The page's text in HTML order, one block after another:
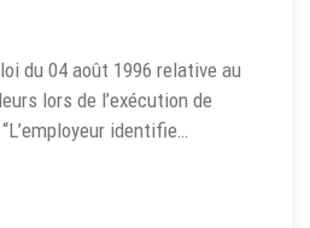
du 04 août 1996 relative au
lors de l’exécution de
identifie…